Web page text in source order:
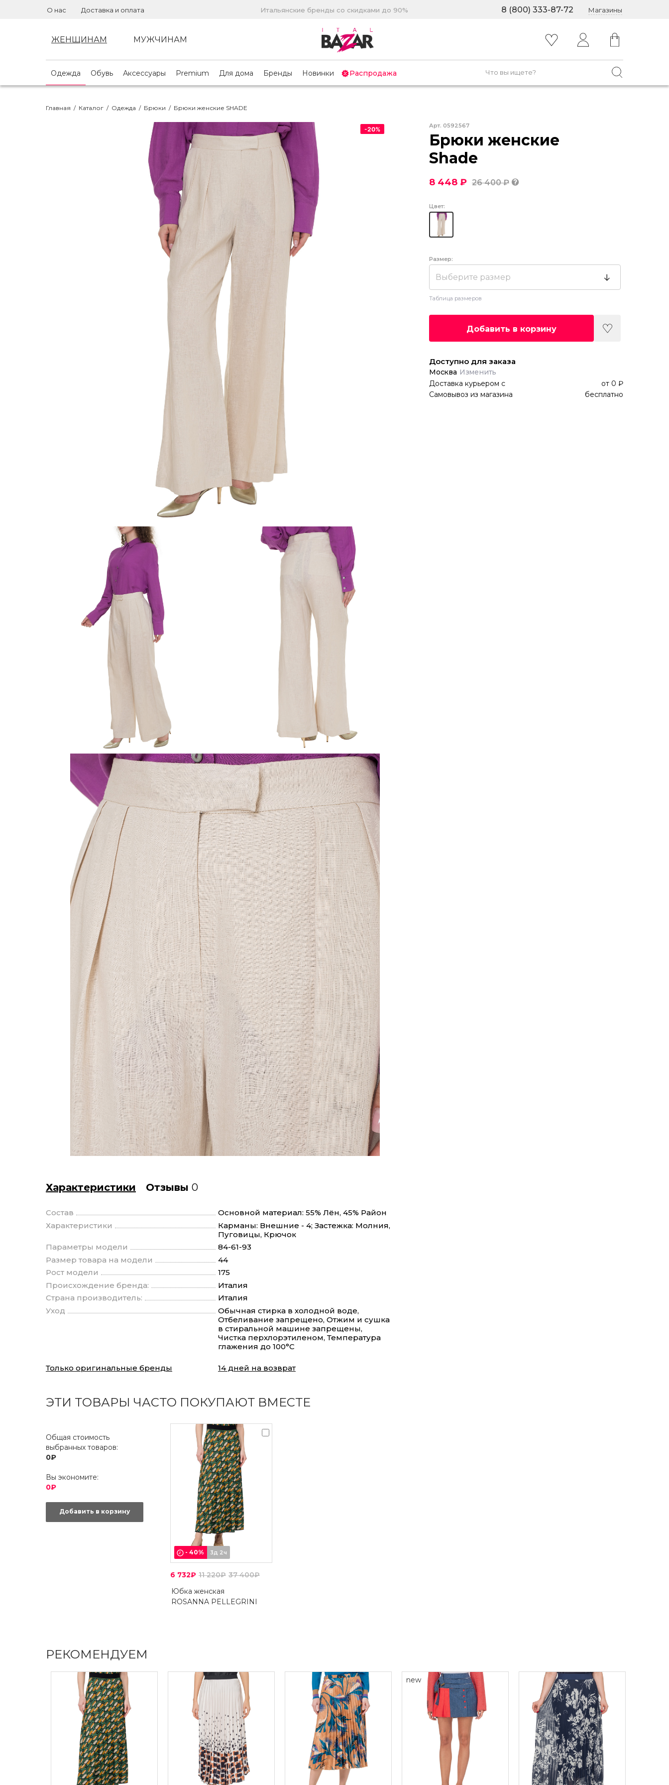
О нас Доставка и оплата Итальянские бренды со скидками до 90% 8 (800) 333-87-72 Магазины
ЖЕНЩИНАМ МУЖЧИНАМ
Одежда Обувь Аксессуары Premium Для дома Бренды Новинки Распродажа
Главная / Каталог / Одежда / Брюки / Брюки женские SHADE
-20% Арт. 0592567
Брюки женские
Shade
8 448 ₽ 26 400 ₽
Цвет:
Размер:
Выберите размер
Таблица размеров
Добавить в корзину
Доступно для заказа
Москва Изменить
Доставка курьером с от 0 ₽
Самовывоз из магазина
бесплатно
Характеристики Отзывы 0
Состав
Основной материал: 55% Лён, 45% Район
Характеристики
Карманы: Внешние - 4; Застежка: Молния,
Пуговицы, Крючок
Параметры модели
84-61-93
Размер товара на модели
44
Рост модели
175
Происхождение бренда:
Италия
Страна производитель:
Италия
Уход
Обычная стирка в холодной воде,
Отбеливание запрещено, Отжим и сушка
в стиральной машине запрещены,
Чистка перхлорэтиленом, Температура
глажения до 100°С
Только оригинальные бренды 14 дней на возврат
ЭТИ ТОВАРЫ ЧАСТО ПОКУПАЮТ ВМЕСТЕ
Общая стоимость
выбранных товаров:
0₽
Вы экономите:
0₽
Добавить в корзину
- 40% 3д 2ч
6 732₽ 11 220₽ 37 400₽
Юбка женская
ROSANNA PELLEGRINI
РЕКОМЕНДУЕМ
new